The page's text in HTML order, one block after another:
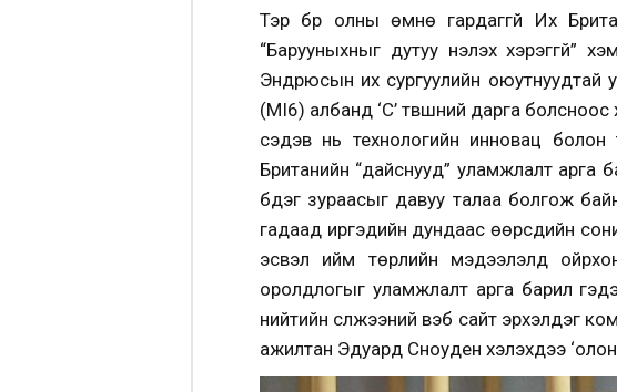
Тэр бүр олны өмнө гардаггүй Их
“Барууныхныг дутуу үнэлэх
Эндрюсын их сургуулийн оюутнуудтай
(MI6) албанд ‘C’ түвшний дарга
сэдэв нь технологийн инновац
Британийн “дайснууд” уламжлалт арга
бүдэг зураасыг давуу талаа болгож
гадаад иргэдийн дундаас өөрсдийн
эсвэл ийм төрлийн мэдээлэлд
оролдлогыг уламжлалт арга барил
нийтийн сүлжээний вэб сайт эрхэлдэг
ажилтан Эдуард Сноуден хэлэхдээ